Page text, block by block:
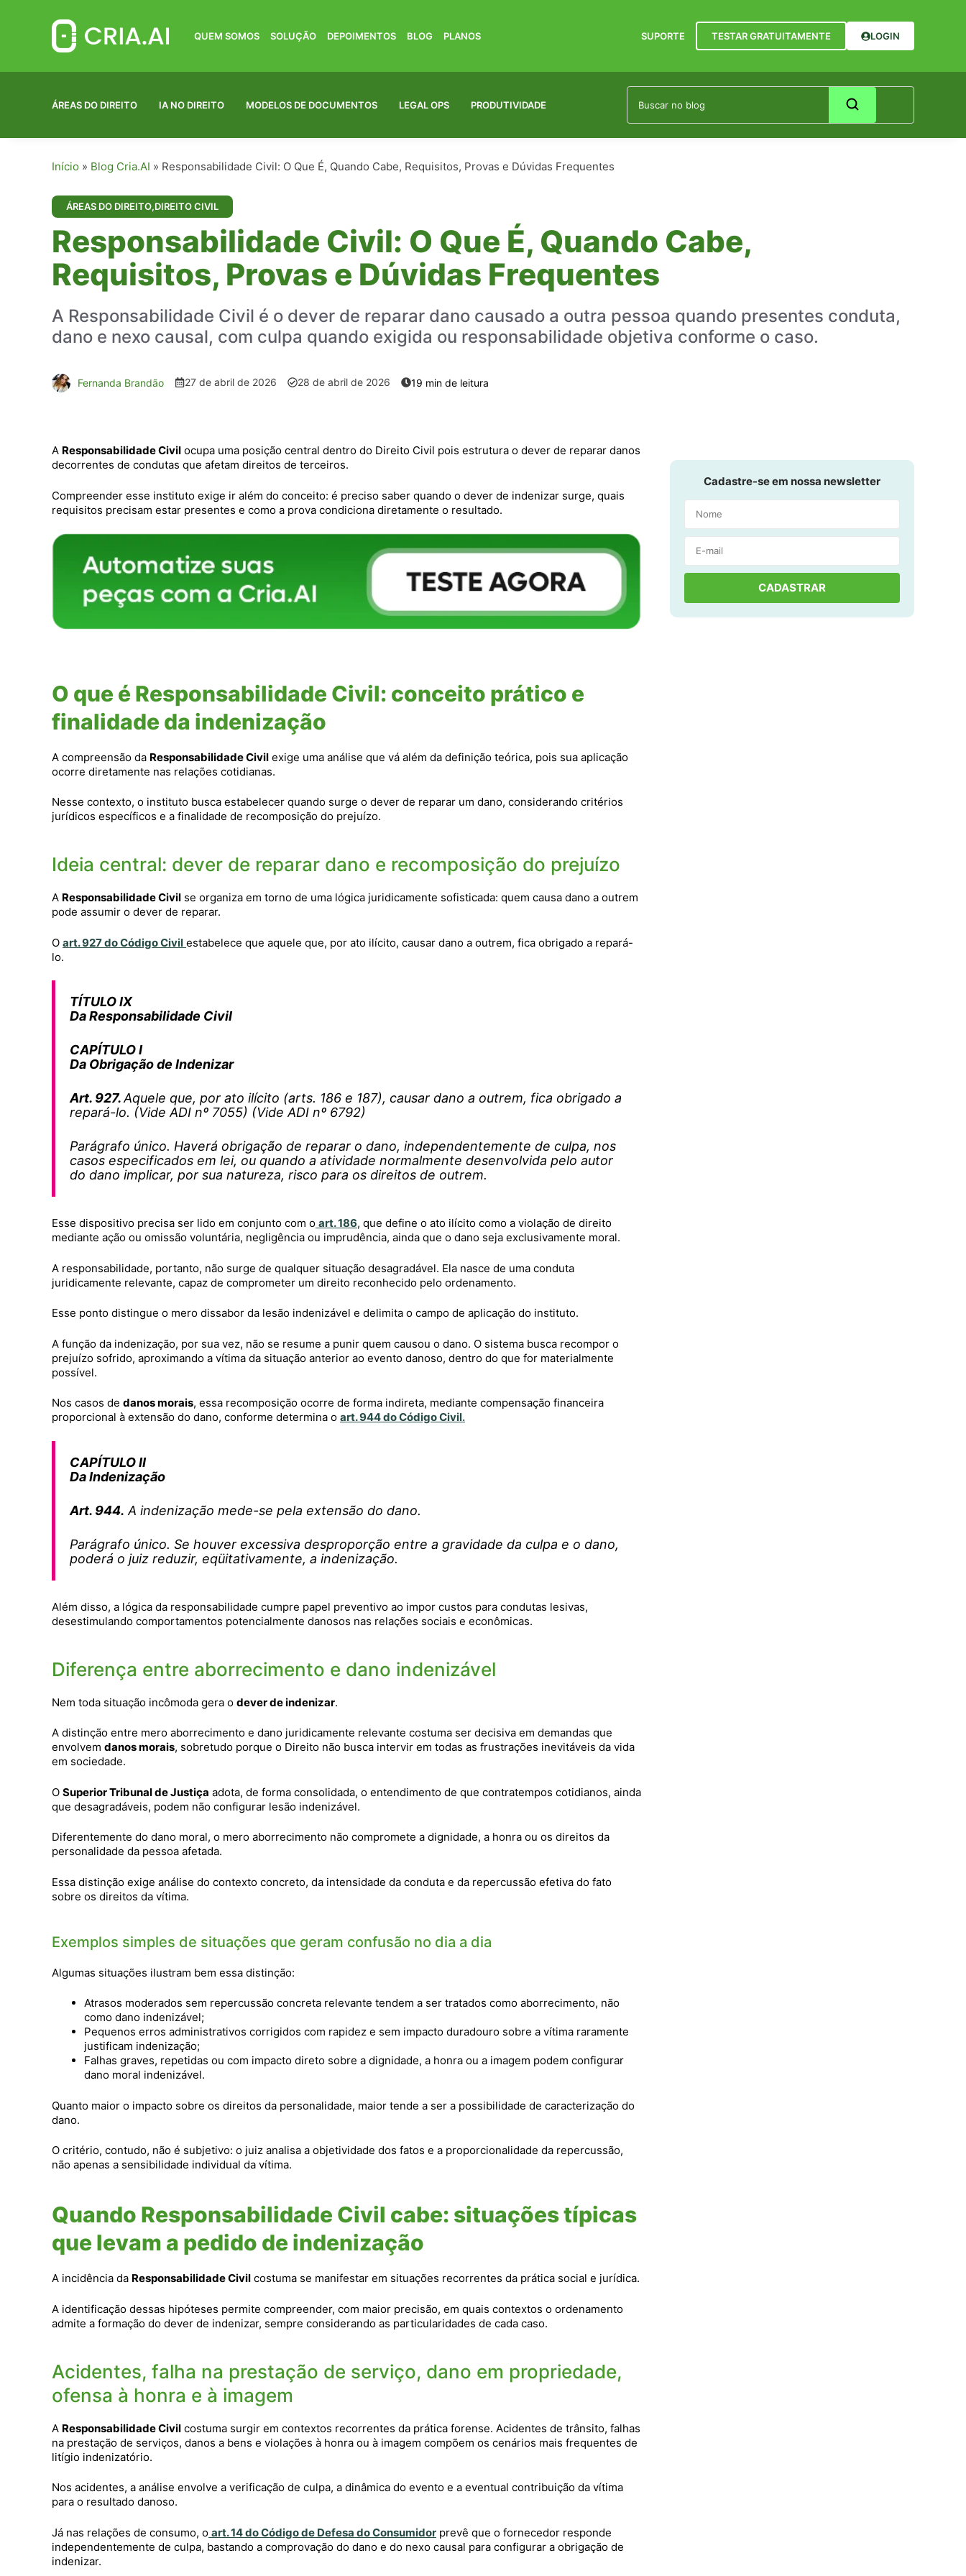
QUEM SOMOS SOLUÇÃO DEPOIMENTOS BLOG PLANOS SUPORTE TESTAR GRATUITAMENTE LOGIN
ÁREAS DO DIREITO IA NO DIREITO MODELOS DE DOCUMENTOS LEGAL OPS PRODUTIVIDADE
Início » Blog Cria.AI » Responsabilidade Civil: O Que É, Quando Cabe, Requisitos, Provas e Dúvidas Frequentes
ÁREAS DO DIREITO,DIREITO CIVIL
Responsabilidade Civil: O Que É, Quando Cabe,
Requisitos, Provas e Dúvidas Frequentes
A Responsabilidade Civil é o dever de reparar dano causado a outra pessoa quando presentes conduta,
dano e nexo causal, com culpa quando exigida ou responsabilidade objetiva conforme o caso.
Fernanda Brandão 27 de abril de 2026 28 de abril de 2026
A Responsabilidade Civil ocupa uma posição central dentro do Direito Civil pois estrutura o dever de reparar danos
decorrentes de condutas que afetam direitos de terceiros.
Compreender esse instituto exige ir além do conceito: é preciso saber quando o dever de indenizar surge, quais
requisitos precisam estar presentes e como a prova condiciona diretamente o resultado.
O que é Responsabilidade Civil: conceito prático e
finalidade da indenização
A compreensão da Responsabilidade Civil exige uma análise que vá além da definição teórica, pois sua aplicação
ocorre diretamente nas relações cotidianas.
Nesse contexto, o instituto busca estabelecer quando surge o dever de reparar um dano, considerando critérios
jurídicos específicos e a finalidade de recomposição do prejuízo.
Ideia central: dever de reparar dano e recomposição do prejuízo
A Responsabilidade Civil se organiza em torno de uma lógica juridicamente sofisticada: quem causa dano a outrem
pode assumir o dever de reparar.
O art. 927 do Código Civil estabelece que aquele que, por ato ilícito, causar dano a outrem, fica obrigado a repará-
lo.
TÍTULO IX
Da Responsabilidade Civil
CAPÍTULO I
Da Obrigação de Indenizar
Art. 927.Aquele que, por ato ilícito (arts. 186 e 187), causar dano a outrem, fica obrigado a
repará-lo. (Vide ADI nº 7055) (Vide ADI nº 6792)
Parágrafo único. Haverá obrigação de reparar o dano, independentemente de culpa, nos
casos especificados em lei, ou quando a atividade normalmente desenvolvida pelo autor
do dano implicar, por sua natureza, risco para os direitos de outrem.
Esse dispositivo precisa ser lido em conjunto com o art. 186, que define o ato ilícito como a violação de direito
mediante ação ou omissão voluntária, negligência ou imprudência, ainda que o dano seja exclusivamente moral.
A responsabilidade, portanto, não surge de qualquer situação desagradável. Ela nasce de uma conduta
juridicamente relevante, capaz de comprometer um direito reconhecido pelo ordenamento.
Esse ponto distingue o mero dissabor da lesão indenizável e delimita o campo de aplicação do instituto.
A função da indenização, por sua vez, não se resume a punir quem causou o dano. O sistema busca recompor o
prejuízo sofrido, aproximando a vítima da situação anterior ao evento danoso, dentro do que for materialmente
possível.
Nos casos de danos morais, essa recomposição ocorre de forma indireta, mediante compensação financeira
proporcional à extensão do dano, conforme determina o art. 944 do Código Civil.
CAPÍTULO II
Da Indenização
Art. 944. A indenização mede-se pela extensão do dano.
Parágrafo único. Se houver excessiva desproporção entre a gravidade da culpa e o dano,
poderá o juiz reduzir, eqüitativamente, a indenização.
Além disso, a lógica da responsabilidade cumpre papel preventivo ao impor custos para condutas lesivas,
desestimulando comportamentos potencialmente danosos nas relações sociais e econômicas.
Diferença entre aborrecimento e dano indenizável
Nem toda situação incômoda gera o dever de indenizar.
A distinção entre mero aborrecimento e dano juridicamente relevante costuma ser decisiva em demandas que
envolvem danos morais, sobretudo porque o Direito não busca intervir em todas as frustrações inevitáveis da vida
em sociedade.
O Superior Tribunal de Justiça adota, de forma consolidada, o entendimento de que contratempos cotidianos, ainda
que desagradáveis, podem não configurar lesão indenizável.
Diferentemente do dano moral, o mero aborrecimento não compromete a dignidade, a honra ou os direitos da
personalidade da pessoa afetada.
Essa distinção exige análise do contexto concreto, da intensidade da conduta e da repercussão efetiva do fato
sobre os direitos da vítima.
Exemplos simples de situações que geram confusão no dia a dia
Algumas situações ilustram bem essa distinção:
Atrasos moderados sem repercussão concreta relevante tendem a ser tratados como aborrecimento, não
como dano indenizável;
Pequenos erros administrativos corrigidos com rapidez e sem impacto duradouro sobre a vítima raramente
justificam indenização;
Falhas graves, repetidas ou com impacto direto sobre a dignidade, a honra ou a imagem podem configurar
dano moral indenizável.
Quanto maior o impacto sobre os direitos da personalidade, maior tende a ser a possibilidade de caracterização do
dano.
O critério, contudo, não é subjetivo: o juiz analisa a objetividade dos fatos e a proporcionalidade da repercussão,
não apenas a sensibilidade individual da vítima.
Quando Responsabilidade Civil cabe: situações típicas
que levam a pedido de indenização
A incidência da Responsabilidade Civil costuma se manifestar em situações recorrentes da prática social e jurídica.
A identificação dessas hipóteses permite compreender, com maior precisão, em quais contextos o ordenamento
admite a formação do dever de indenizar, sempre considerando as particularidades de cada caso.
Acidentes, falha na prestação de serviço, dano em propriedade,
ofensa à honra e à imagem
A Responsabilidade Civil costuma surgir em contextos recorrentes da prática forense. Acidentes de trânsito, falhas
na prestação de serviços, danos a bens e violações à honra ou à imagem compõem os cenários mais frequentes de
litígio indenizatório.
Nos acidentes, a análise envolve a verificação de culpa, a dinâmica do evento e a eventual contribuição da vítima
para o resultado danoso.
Já nas relações de consumo, o art. 14 do Código de Defesa do Consumidor prevê que o fornecedor responde
independentemente de culpa, bastando a comprovação do dano e do nexo causal para configurar a obrigação de
indenizar.
Cadastre-se em nossa newsletter